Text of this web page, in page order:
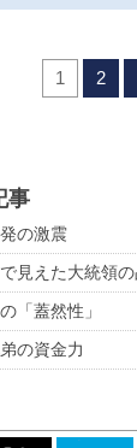
1 2
事
の激震
見えた大統領
「蓋然性」
の資金力